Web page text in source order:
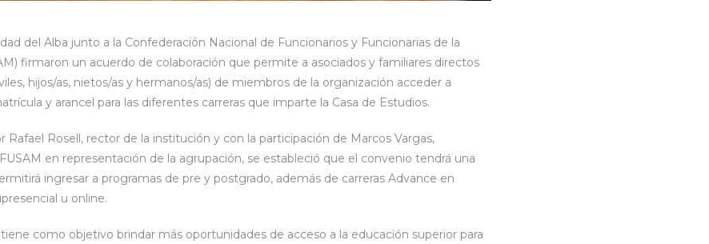
del Alba junto a la Confederación Nacional de Funcionarios y Funcionarias de la
firmaron un acuerdo de colaboración que permite a asociados y familiares directos
hijos/as, nietos/as y hermanos/as) de miembros de la organización acceder a
y arancel para las diferentes carreras que imparte la Casa de Estudios.
Rafael Rosell, rector de la institución y con la participación de Marcos Vargas,
en representación de la agrupación, se estableció que el convenio tendrá una
ingresar a programas de pre y postgrado, además de carreras Advance en
u online.
como objetivo brindar más oportunidades de acceso a la educación superior para